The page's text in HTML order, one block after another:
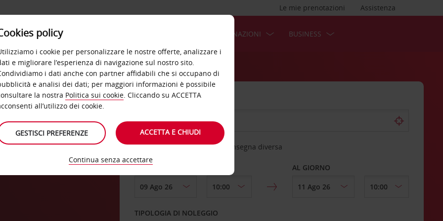
Assistenza
Le mie prenotazioni
OFFERTE DESTINAZIONI BUSINESS
Scegli una località di riconsegna diversa
DAL GIORNO AL GIORNO
TIPOLOGIA DI NOLEGGIO
policy
i cookie per personalizzare le nostre offerte, analizzare i
e migliorare l’esperienza di navigazione sul nostro sito.
i dati anche con partner affidabili che si occupano di
e analisi dei dati; per maggiori informazioni è possibile
la nostra Politica sui cookie. Cliccando su ACCETTA
all’utilizzo dei cookie.
GESTISCI PREFERENZE ACCETTA E CHIUDI
Continua senza accettare